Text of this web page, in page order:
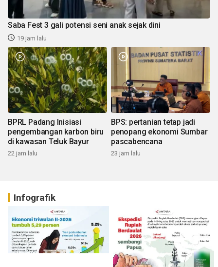
Saba Fest 3 gali potensi seni anak sejak dini
19 jam lalu
BPRL Padang Inisiasi
pengembangan karbon biru
di kawasan Teluk Bayur
22 jam lalu
BPS: pertanian tetap jadi
penopang ekonomi Sumbar
pascabencana
23 jam lalu
Infografik